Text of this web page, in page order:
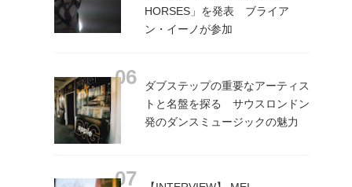
HORSES」を発表 ブライア
ン・イーノが参加
ダブステップの重要なアーティス
トと名盤を探る サウスロンドン
発のダンスミュージックの魅力